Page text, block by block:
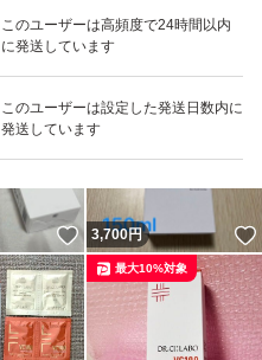
このユーザーは高頻度で24時間以内
に発送しています
このユーザーは設定した発送日数内に
発送しています
いいね！
6,000
いいね！
3,700円
最大10%対象